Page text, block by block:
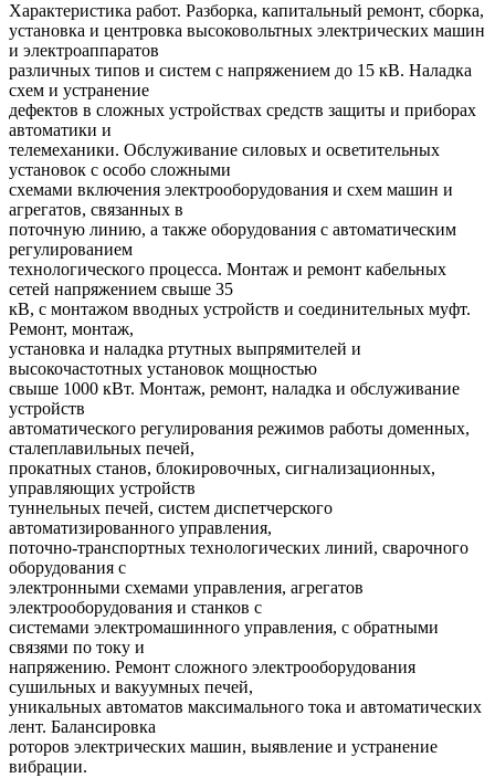
Характеристика работ. Разборка, капитальный ремонт, сборка,
установка и центровка высоковольтных электрических машин
и электроаппаратов
различных типов и систем с напряжением до 15 кВ. Наладка
схем и устранение
дефектов в сложных устройствах средств защиты и приборах
автоматики и
телемеханики. Обслуживание силовых и осветительных
установок с особо сложными
схемами включения электрооборудования и схем машин и
агрегатов, связанных в
поточную линию, а также оборудования с автоматическим
регулированием
технологического процесса. Монтаж и ремонт кабельных
сетей напряжением свыше 35
кВ, с монтажом вводных устройств и соединительных муфт.
Ремонт, монтаж,
установка и наладка ртутных выпрямителей и
высокочастотных установок мощностью
свыше 1000 кВт. Монтаж, ремонт, наладка и обслуживание
устройств
автоматического регулирования режимов работы доменных,
сталеплавильных печей,
прокатных станов, блокировочных, сигнализационных,
управляющих устройств
туннельных печей, систем диспетчерского
автоматизированного управления,
поточно-транспортных технологических линий, сварочного
оборудования с
электронными схемами управления, агрегатов
электрооборудования и станков с
системами электромашинного управления, с обратными
связями по току и
напряжению. Ремонт сложного электрооборудования
сушильных и вакуумных печей,
уникальных автоматов максимального тока и автоматических
лент. Балансировка
роторов электрических машин, выявление и устранение
вибрации.